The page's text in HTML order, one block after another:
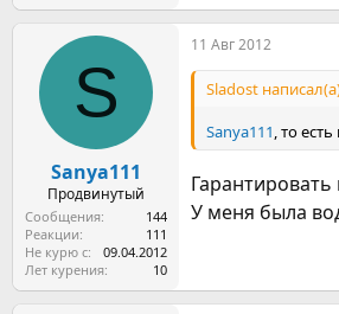
S
Sanya111
Продвинутый
Сообщения
144
Реакции
111
Не курю с
09.04.2012
Лет курения
10
11 Авг 2012
Sladost
Sanya111, то
Гарантировать
У меня была